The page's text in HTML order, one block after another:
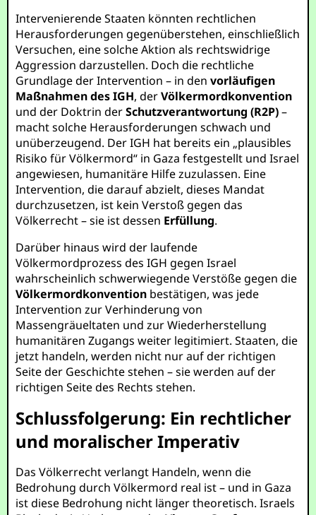
Intervenierende Staaten könnten rechtlichen
Herausforderungen gegenüberstehen, einschließlich
Versuchen, eine solche Aktion als rechtswidrige
Aggression darzustellen. Doch die rechtliche
Grundlage der Intervention – in denvorläufigen
Maßnahmen des IGH, derVölkermordkonvention
und der Doktrin derSchutzverantwortung (R2P)–
macht solche Herausforderungen schwach und
unüberzeugend. Der IGH hat bereits ein „plausibles
Risiko für Völkermord“ in Gaza festgestellt und Israel
angewiesen, humanitäre Hilfe zuzulassen. Eine
Intervention, die darauf abzielt, dieses Mandat
durchzusetzen, ist kein Verstoß gegen das
Völkerrecht – sie ist dessen Erfüllung.
Darüber hinaus wird der laufende
Völkermordprozess des IGH gegen Israel
wahrscheinlich schwerwiegende Verstöße gegen die
Völkermordkonvention bestätigen, was jede
Intervention zur Verhinderung von
Massengräueltaten und zur Wiederherstellung
humanitären Zugangs weiter legitimiert. Staaten, die
jetzt handeln, werden nicht nur auf der richtigen
Seite der Geschichte stehen – sie werden auf der
richtigen Seite des Rechts stehen.
Schlussfolgerung: Ein rechtlicher
und moralischer Imperativ
Das Völkerrecht verlangt Handeln, wenn die
Bedrohung durch Völkermord real ist – und in Gaza
ist diese Bedrohung nicht länger theoretisch. Israels